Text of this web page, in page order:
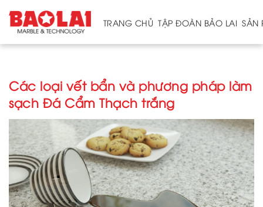
TRANG CHỦ TẬP ĐOÀN BẢO LAI SẢN
Trang
chủ
Tập
Lai
Mỏ
Nhà
máy
Sản
phẩm
Các loại vết bẩn và phương pháp làm
sạch Đá Cẩm Thạch trắng